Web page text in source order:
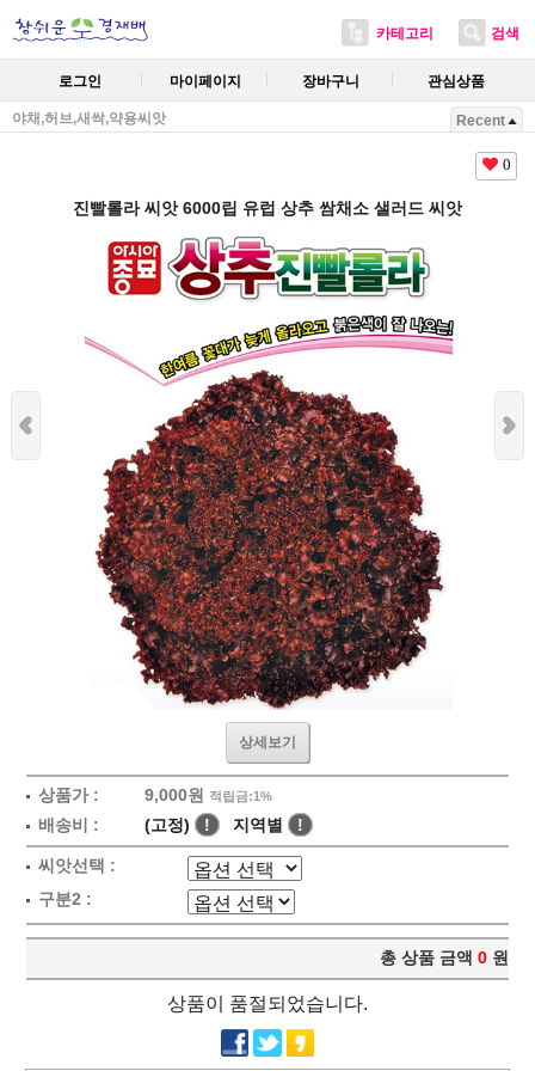
카테고리 검색
로그인 마이페이지 장바구니 관심상품
야채,허브,새싹,약용씨앗 Recent
0
진빨롤라 씨앗 6000립 유럽 상추 쌈채소 샐러드 씨앗
상세보기
상품가 : 9,000원 적립금:1%
배송비 : (고정) ! 지역별 !
씨앗선택 :
구분2 :
총 상품 금액 0 원
상품이 품절되었습니다.